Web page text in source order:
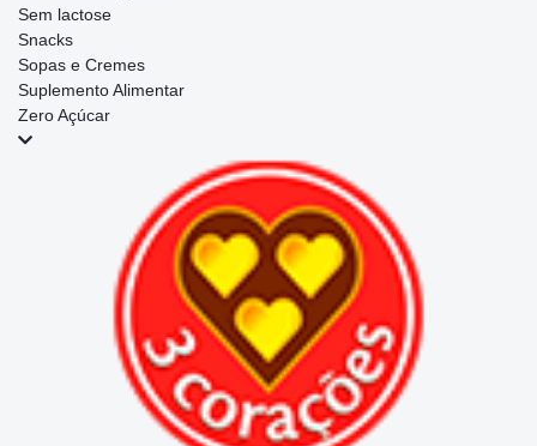
Sem lactose
Snacks
Sopas e Cremes
Suplemento Alimentar
Zero Açúcar